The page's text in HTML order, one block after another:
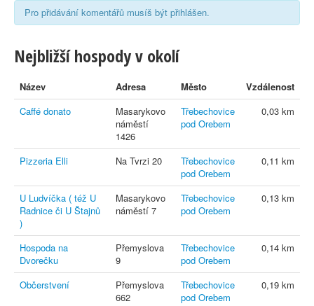
Pro přidávání komentářů musíš být přihlášen.
Nejbližší hospody v okolí
Název Adresa Město
Vzdálenost
Caffé donato
Masarykovo
náměstí
1426
Třebechovice
pod Orebem
0,03 km
Pizzeria Elli Na Tvrzi 20
Třebechovice
pod Orebem
0,11 km
U Ludvíčka ( též U
Radnice či U Štajnů
)
Masarykovo
náměstí 7
Třebechovice
pod Orebem
0,13 km
Hospoda na
Dvorečku
Přemyslova
9
Třebechovice
pod Orebem
0,14 km
Občerstvení
Přemyslova
662
Třebechovice
pod Orebem
0,19 km